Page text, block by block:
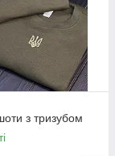
з тризубом